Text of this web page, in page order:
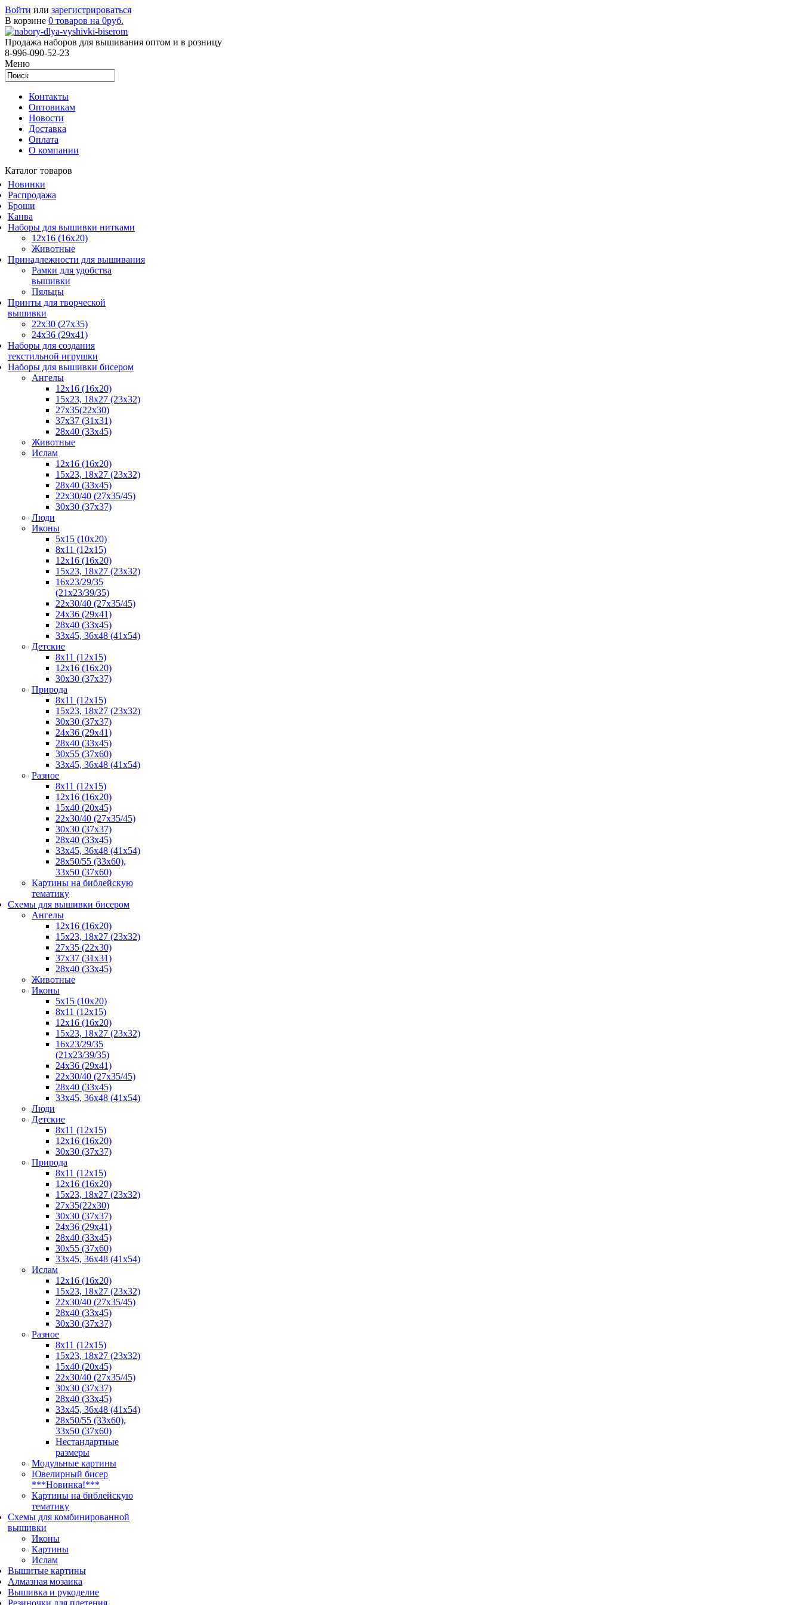
Войти или зарегистрироваться
В корзине 0 товаров на 0руб.
Продажа наборов для вышивания оптом и в розницу
8-996-090-52-23
Меню
Контакты
Оптовикам
Новости
Доставка
Оплата
О компании
Каталог товаров
Новинки
Распродажа
Броши
Канва
Наборы для вышивки нитками
12x16 (16x20)
Животные
Принадлежности для вышивания
Рамки для удобства
вышивки
Пяльцы
Принты для творческой
вышивки
22х30 (27х35)
24х36 (29х41)
Наборы для создания
текстильной игрушки
Наборы для вышивки бисером
Ангелы
12х16 (16х20)
15x23, 18х27 (23х32)
27x35(22x30)
37x37 (31x31)
28х40 (33х45)
Животные
Ислам
12x16 (16х20)
15x23, 18х27 (23х32)
28x40 (33x45)
22х30/40 (27х35/45)
30x30 (37x37)
Люди
Иконы
5x15 (10х20)
8x11 (12х15)
12x16 (16х20)
15x23, 18х27 (23х32)
16х23/29/35
(21х23/39/35)
22x30/40 (27x35/45)
24х36 (29х41)
28х40 (33х45)
33х45, 36х48 (41х54)
Детские
8x11 (12x15)
12x16 (16x20)
30x30 (37x37)
Природа
8x11 (12x15)
15x23, 18х27 (23х32)
30х30 (37х37)
24х36 (29х41)
28x40 (33x45)
30x55 (37x60)
33х45, 36х48 (41х54)
Разное
8х11 (12х15)
12x16 (16х20)
15x40 (20x45)
22х30/40 (27х35/45)
30х30 (37х37)
28х40 (33х45)
33х45, 36х48 (41х54)
28х50/55 (33х60),
33x50 (37x60)
Картины на библейскую
тематику
Схемы для вышивки бисером
Ангелы
12х16 (16х20)
15x23, 18х27 (23х32)
27х35 (22х30)
37x37 (31x31)
28х40 (33х45)
Животные
Иконы
5x15 (10х20)
8x11 (12х15)
12x16 (16х20)
15x23, 18х27 (23х32)
16х23/29/35
(21х23/39/35)
24x36 (29х41)
22x30/40 (27x35/45)
28х40 (33х45)
33х45, 36х48 (41х54)
Люди
Детские
8x11 (12x15)
12x16 (16x20)
30х30 (37х37)
Природа
8x11 (12x15)
12x16 (16х20)
15x23, 18х27 (23х32)
27х35(22x30)
30х30 (37х37)
24х36 (29х41)
28x40 (33x45)
30x55 (37x60)
33х45, 36x48 (41x54)
Ислам
12х16 (16х20)
15x23, 18х27 (23х32)
22х30/40 (27х35/45)
28х40 (33х45)
30x30 (37x37)
Разное
8x11 (12x15)
15x23, 18х27 (23х32)
15x40 (20x45)
22х30/40 (27х35/45)
30x30 (37x37)
28x40 (33x45)
33х45, 36х48 (41х54)
28х50/55 (33х60),
33x50 (37x60)
Нестандартные
размеры
Модульные картины
Ювелирный бисер
***Новинка!***
Картины на библейскую
тематику
Схемы для комбинированной
вышивки
Иконы
Картины
Ислам
Вышитые картины
Алмазная мозаика
Вышивка и рукоделие
Резиночки для плетения